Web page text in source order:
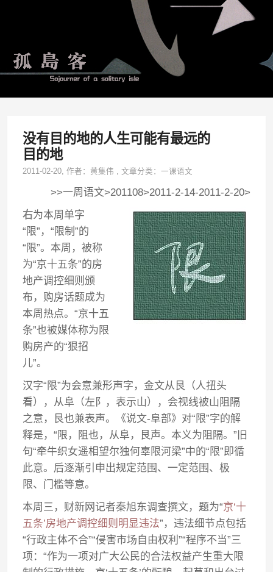
没有目的地的人生可能有最远的
目的地
2011-02-20, 作者：黄集伟 ,文章分类：一课语文
>>一周语文>201108>2011-2-14-2011-2-20>
右为本周单字
“限”，“限制”的
“限”。本周，被称
为“京十五条”的房
地产调控细则颁
布，购房话题成为
本周热点。“京十五
条”也被媒体称为限
购房产的“狠招
儿”。
汉字“限”为会意兼形声字，金文从艮（人扭头
看），从阜（左阝，表示山），会视线被山阻隔
之意，艮也兼表声。《说文-阜部》对“限”字的解
释是，“限，阻也，从阜，艮声。本义为阻隔。”旧
句“牵牛织女遥相望尔独何辜限河梁”中的“限”即循
此意。后逐渐引申出规定范围、一定范围、极
限、门槛等意。
本周三，财新网记者秦旭东调查撰文，题为“京‘十
五条’房地产调控细则明显违法”，违法细节点包括
“行政主体不合”“侵害市场自由权利”“程序不当”三
项：“作为一项对广大公民的合法权益产生重大限